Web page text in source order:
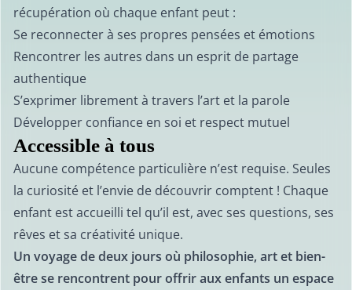
récupération où chaque enfant peut :
Se reconnecter à ses propres pensées et émotions
Rencontrer les autres dans un esprit de partage
authentique
S’exprimer librement à travers l’art et la parole
Développer confiance en soi et respect mutuel
Accessible à tous
Aucune compétence particulière n’est requise. Seules
la curiosité et l’envie de découvrir comptent ! Chaque
enfant est accueilli tel qu’il est, avec ses questions, ses
rêves et sa créativité unique.
Un voyage de deux jours où philosophie, art et bien-
être se rencontrent pour offrir aux enfants un espace